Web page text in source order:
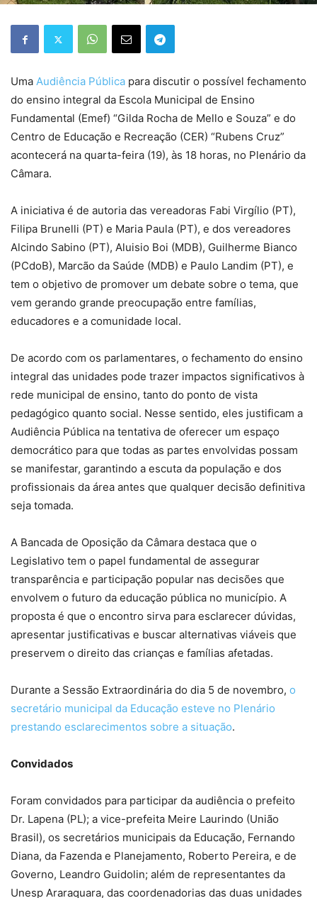
Uma Audiência Pública para discutir o possível fechamento
do ensino integral da Escola Municipal de Ensino
Fundamental (Emef) “Gilda Rocha de Mello e Souza” e do
Centro de Educação e Recreação (CER) “Rubens Cruz”
acontecerá na quarta-feira (19), às 18 horas, no Plenário da
Câmara.
A iniciativa é de autoria das vereadoras Fabi Virgílio (PT),
Filipa Brunelli (PT) e Maria Paula (PT), e dos vereadores
Alcindo Sabino (PT), Aluisio Boi (MDB), Guilherme Bianco
(PCdoB), Marcão da Saúde (MDB) e Paulo Landim (PT), e
tem o objetivo de promover um debate sobre o tema, que
vem gerando grande preocupação entre famílias,
educadores e a comunidade local.
De acordo com os parlamentares, o fechamento do ensino
integral das unidades pode trazer impactos significativos à
rede municipal de ensino, tanto do ponto de vista
pedagógico quanto social. Nesse sentido, eles justificam a
Audiência Pública na tentativa de oferecer um espaço
democrático para que todas as partes envolvidas possam
se manifestar, garantindo a escuta da população e dos
profissionais da área antes que qualquer decisão definitiva
seja tomada.
A Bancada de Oposição da Câmara destaca que o
Legislativo tem o papel fundamental de assegurar
transparência e participação popular nas decisões que
envolvem o futuro da educação pública no município. A
proposta é que o encontro sirva para esclarecer dúvidas,
apresentar justificativas e buscar alternativas viáveis que
preservem o direito das crianças e famílias afetadas.
Durante a Sessão Extraordinária do dia 5 de novembro, o
secretário municipal da Educação esteve no Plenário
prestando esclarecimentos sobre a situação.
Convidados
Foram convidados para participar da audiência o prefeito
Dr. Lapena (PL); a vice-prefeita Meire Laurindo (União
Brasil), os secretários municipais da Educação, Fernando
Diana, da Fazenda e Planejamento, Roberto Pereira, e de
Governo, Leandro Guidolin; além de representantes da
Unesp Araraquara, das coordenadorias das duas unidades